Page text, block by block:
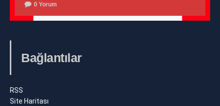
0 Yorum
Bağlantılar
RSS
Site Haritası